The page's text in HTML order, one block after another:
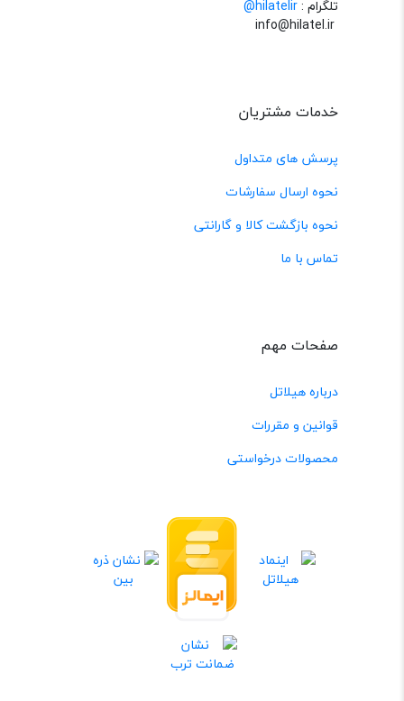
تلگرام :@hilatelir
خدمات مشتریان
پرسش های متداول
نحوه ارسال سفارشات
نحوه بازگشت کالا و گارانتی
تماس با ما
صفحات مهم
درباره هیلاتل
قوانین و مقررات
محصولات درخواستی